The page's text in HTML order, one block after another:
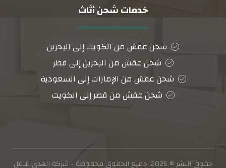
خدمات شحن أثاث
شحن عفش من الكويت إلى البحرين
شحن عفش من البحرين إلى قطر
شحن عفش من الإمارات إلى السعودية
شحن عفش من قطر إلى الكويت
حقوق النشر © 2026. جميع الحقوق محفوظة - شركة الهدى للنقل